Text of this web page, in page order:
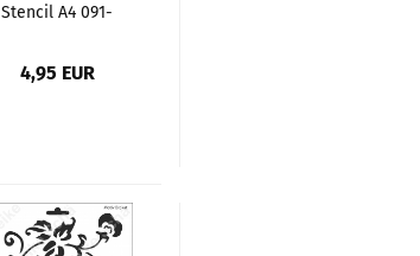
Stencil A4 091-
4,95 EUR